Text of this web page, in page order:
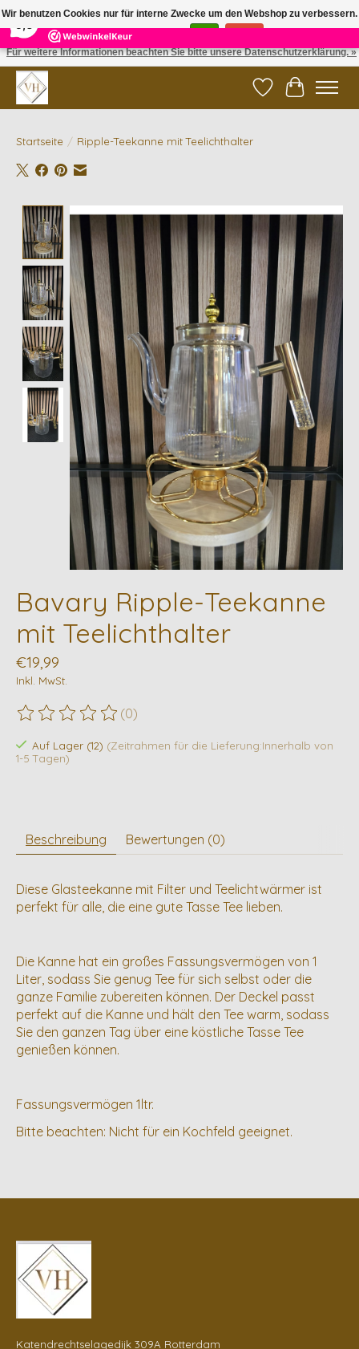
5 Reviews ×
✓ Gratis verzending vanaf €200 | ✓ 14 dagen retourneren
Wunschzettel
Ihr
Startseite / Ripple-Teekanne mit Teelichthalter
Product image slideshow Items
Bavary Ripple-Teekanne
mit Teelichthalter
€19,99
Inkl. MwSt.
Die Bewertung dieses Produkts ist
(0)
Auf Lager (12) (Zeitrahmen für die Lieferung:Innerhalb von
1-5 Tagen)
Beschreibung Bewertungen (0)
Diese Glasteekanne mit Filter und Teelichtwärmer ist
perfekt für alle, die eine gute Tasse Tee lieben.
Die Kanne hat ein großes Fassungsvermögen von 1
Liter, sodass Sie genug Tee für sich selbst oder die
ganze Familie zubereiten können. Der Deckel passt
perfekt auf die Kanne und hält den Tee warm, sodass
Sie den ganzen Tag über eine köstliche Tasse Tee
genießen können.
Fassungsvermögen 1ltr.
Bitte beachten: Nicht für ein Kochfeld geeignet.
Katendrechtselagedijk 309A Rotterdam
Wir benutzen Cookies nur für interne Zwecke um den Webshop zu verbessern.
Ist das in Ordnung?
Für weitere Informationen beachten Sie bitte unsere Datenschutzerklärung. »